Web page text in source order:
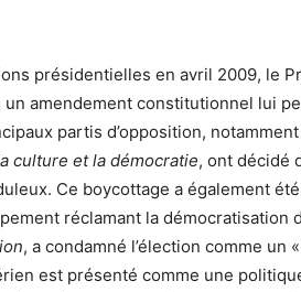
présidentielles en avril 2009, le
un amendement constitutionnel lui
partis d’opposition,
culture et la démocratie, ont décidé
Ce boycottage a également
réclamant la démocratisation
, a condamné l’élection comme un
est présenté comme une